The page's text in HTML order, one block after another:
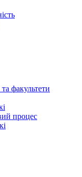
факультети
процес